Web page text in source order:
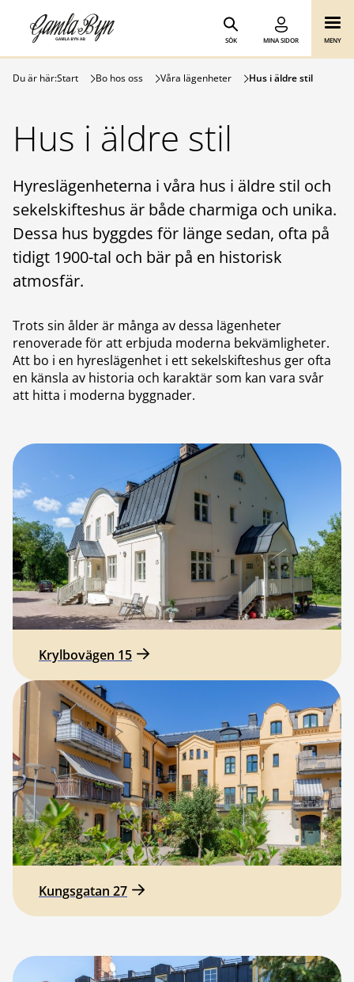
Hoppa till innehåll
Gamla Byn AB
SÖK MINA SIDOR MENY
Du är här:Start Bo hos oss Våra lägenheter Hus i äldre stil
Hus i äldre stil
Hyreslägenheterna i våra hus i äldre stil och
sekelskifteshus är både charmiga och unika.
Dessa hus byggdes för länge sedan, ofta på
tidigt 1900-tal och bär på en historisk
atmosfär.
Trots sin ålder är många av dessa lägenheter
renoverade för att erbjuda moderna bekvämligheter.
Att bo i en hyreslägenhet i ett sekelskifteshus ger ofta
en känsla av historia och karaktär som kan vara svår
att hitta i moderna byggnader.
Krylbovägen 15
Kungsgatan 27